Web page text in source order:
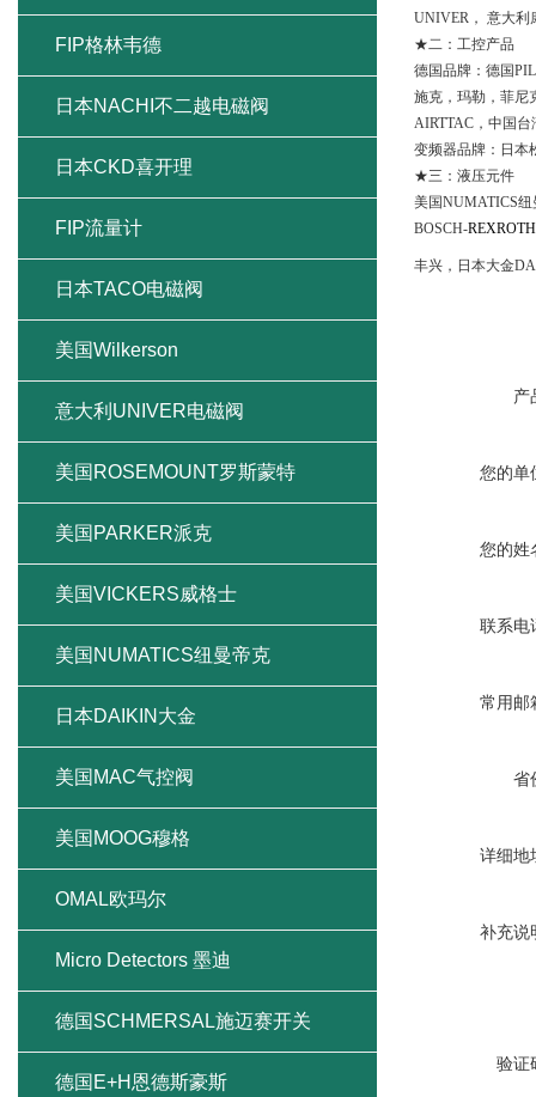
UNIVER ， 意大
★二：工控产品
德国品牌：德国
施克，玛勒， 菲尼
AIRTTAC ，中国
变频器品牌：日本
★三：液压元件
美国NUMATICS纽
BOSCH-REXROTH
丰兴，日本大金
产
您的单
您的姓
联系电
常用邮
省
详细地
补充说
验证
FIP格林韦德
日本NACHI不二越电磁阀
日本CKD喜开理
FIP流量计
日本TACO电磁阀
美国Wilkerson
意大利UNIVER电磁阀
美国ROSEMOUNT罗斯蒙特
美国PARKER派克
美国VICKERS威格士
美国NUMATICS纽曼帝克
日本DAIKIN大金
美国MAC气控阀
美国MOOG穆格
OMAL欧玛尔
Micro Detectors 墨迪
德国SCHMERSAL施迈赛开关
德国E+H恩德斯豪斯